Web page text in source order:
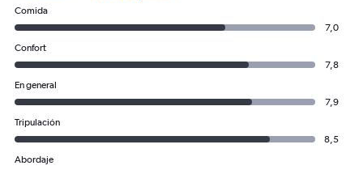
Comida
7,0
Confort
7,8
En general
7,9
Tripulación
8,5
Abordaje